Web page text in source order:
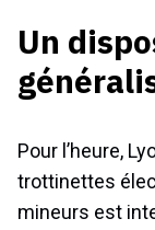
Un
Pour l’heure,
trottinettes
mineurs est